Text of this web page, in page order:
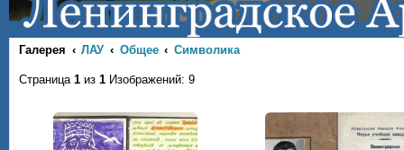
Галерея ЛАУ Общее Символика
Страница 1 из 1 Изображений: 9